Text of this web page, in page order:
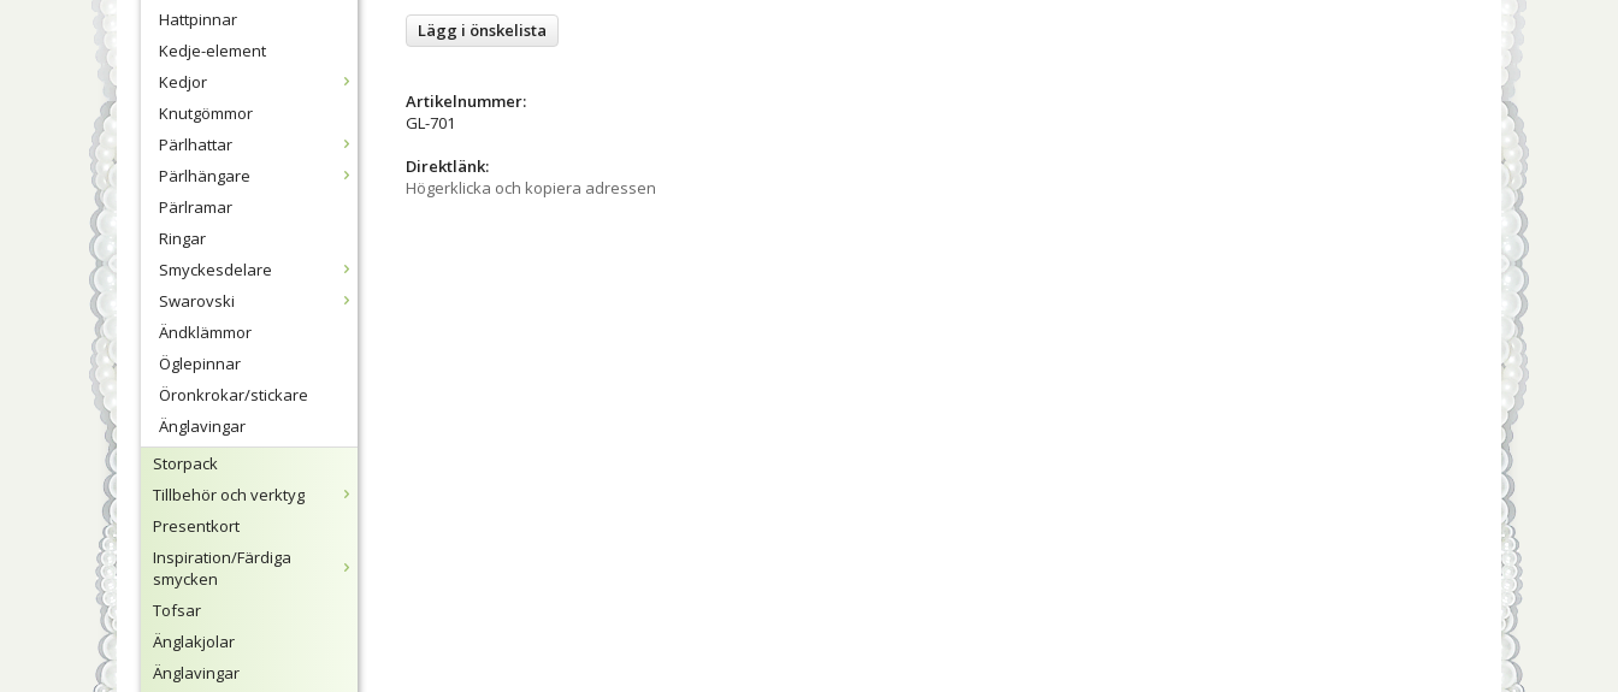
Hattpinnar
Kedje-element
Kedjor
Knutgömmor
Pärlhattar
Pärlhängare
Pärlramar
Ringar
Smyckesdelare
Swarovski
Ändklämmor
Öglepinnar
Öronkrokar/stickare
Änglavingar
Storpack
Tillbehör och verktyg
Presentkort
Inspiration/Färdiga
smycken
Tofsar
Änglakjolar
Änglavingar
Lägg i önskelista
Artikelnummer:
GL-701
Direktlänk:
Högerklicka och kopiera adressen